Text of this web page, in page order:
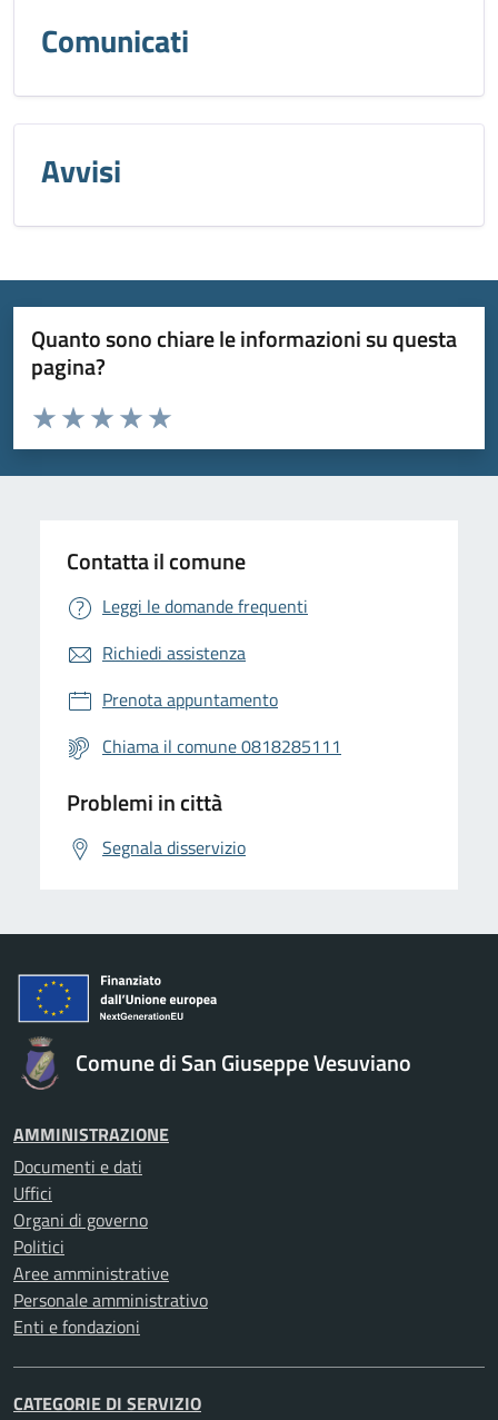
Comunicati
Avvisi
Quanto sono chiare le informazioni su questa
pagina?
Valuta da 1 a 5 stelle la pagina
Valuta 5 stelle su 5
Valuta 4 stelle su 5
Valuta 3 stelle su 5
Valuta 2 stelle su 5
Valuta 1 stelle su 5
Contatta il comune
Leggi le domande frequenti
Richiedi assistenza
Prenota appuntamento
Chiama il comune 0818285111
Problemi in città
Segnala disservizio
Comune di San Giuseppe Vesuviano
AMMINISTRAZIONE
Documenti e dati
Uffici
Organi di governo
Politici
Aree amministrative
Personale amministrativo
Enti e fondazioni
CATEGORIE DI SERVIZIO